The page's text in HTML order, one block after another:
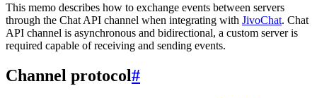
This memo describes how to exchange events between servers
through the Chat API channel when integrating with JivoChat. Chat
API channel is asynchronous and bidirectional, a custom server is
required capable of receiving and sending events.
Channel protocol#